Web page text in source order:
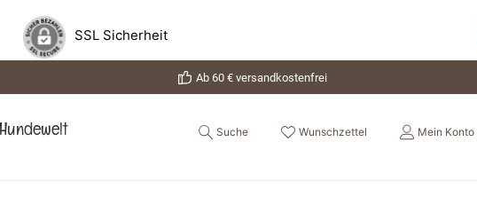
SSL Sicherheit
Ab 60 € versandkostenfrei
Hundewelt Suche Wunschzettel Mein Konto